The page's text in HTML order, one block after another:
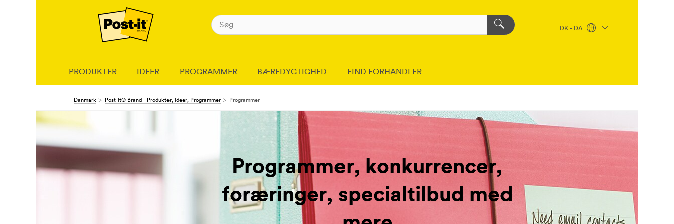
DK - DA
PRODUKTER IDEER PROGRAMMER BÆREDYGTIGHED FIND FORHANDLER
Danmark Post-it® Brand - Produkter, ideer, Programmer Programmer
Programmer, konkurrencer,
foræringer, specialtilbud med